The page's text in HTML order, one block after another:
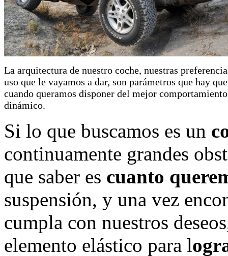
La arquitectura de nuestro coche, nuestras
uso que le vayamos a dar, son parámetros que hay
cuando queramos disponer del mejor comportamiento
dinámico.
Si lo que buscamos es un
continuamente grandes
que saber es cuanto
suspensión, y una vez
cumpla con nuestros
elemento elástico para l